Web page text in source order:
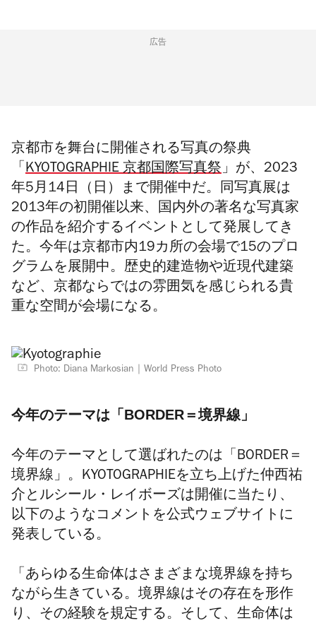
広告
京都市を舞台に開催される写真の祭典
「 KYOTOGRAPHIE 京都国際写真祭」が、2023
年5月14日（日）まで開催中だ。同写真展は
2013年の初開催以来、国内外の著名な写真家
の作品を紹介するイベントとして発展してき
た。今年は京都市内19カ所の会場で15のプロ
グラムを展開中。歴史的建造物や近現代建築
など、京都ならではの雰囲気を感じられる貴
重な空間が会場になる。
Photo: Diana Markosian｜World Press Photo
今年のテーマは「BORDER＝境界線」
今年のテーマとして選ばれたのは「BORDER＝
境界線」。KYOTOGRAPHIEを立ち上げた仲西祐
介とルシール・レイボーズは開催に当たり、
以下のようなコメントを公式ウェブサイトに
発表している。
「あらゆる生命体はさまざまな境界線を持ち
ながら生きている。境界線はその存在を形作
り、その経験を規定する。そして、生命体は